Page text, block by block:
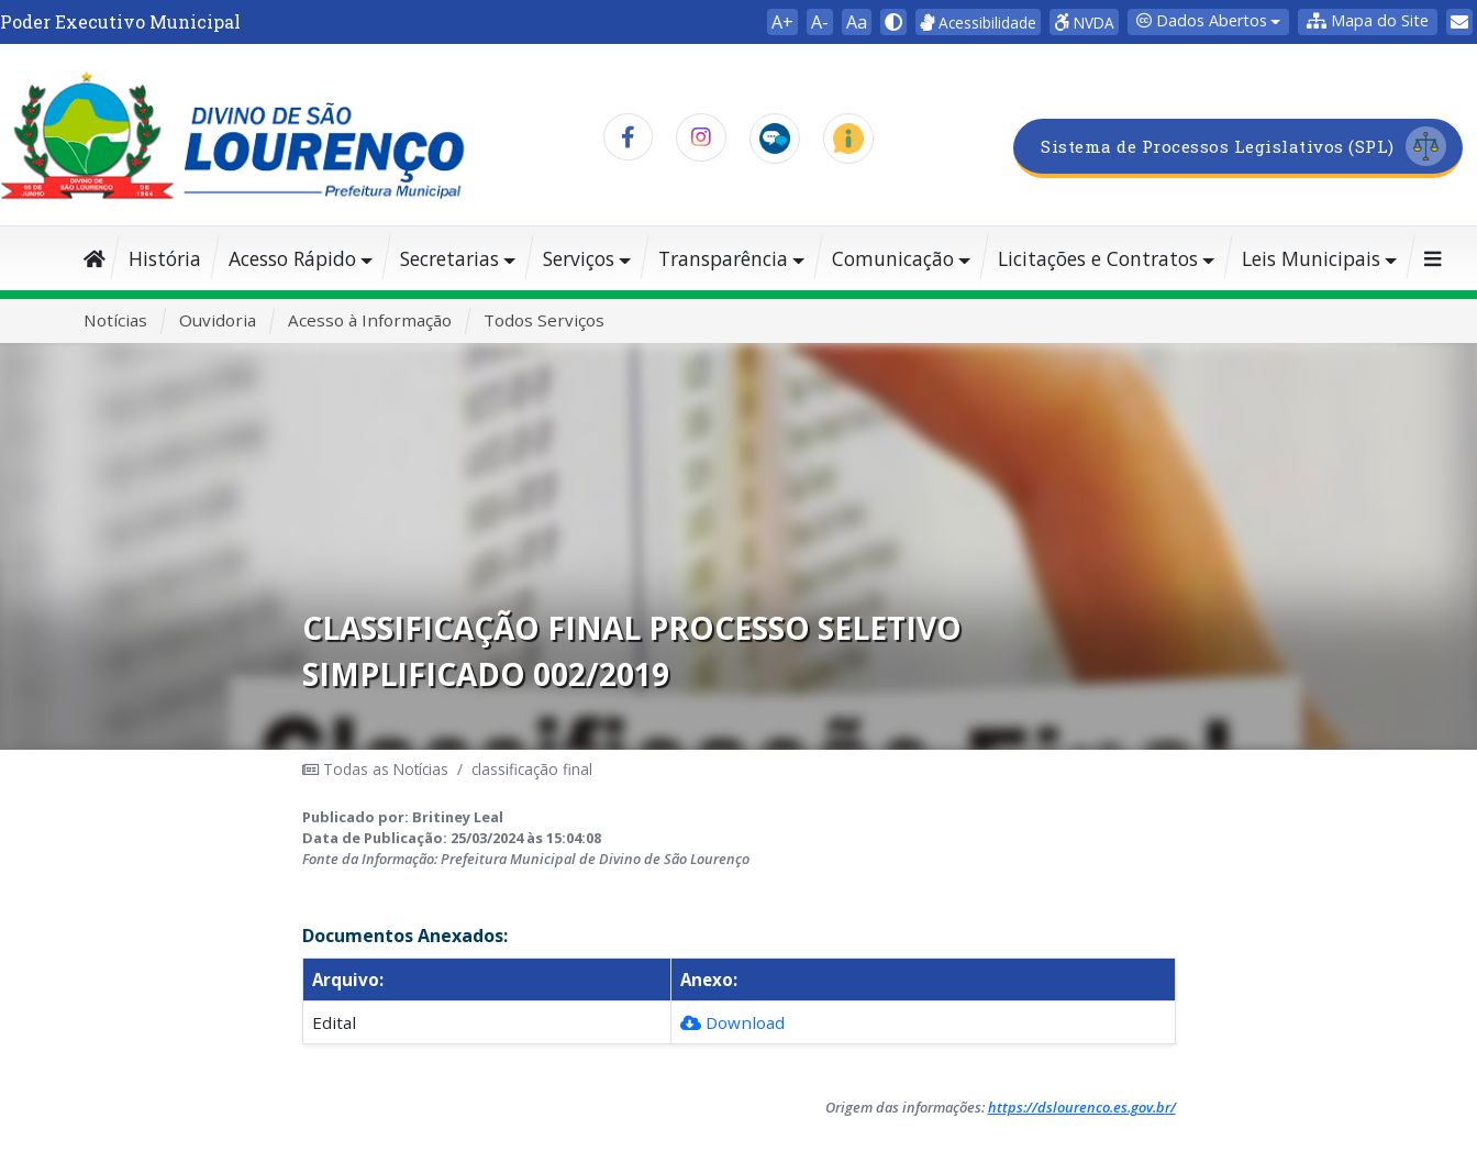
Poder Executivo Municipal A+ A- Aa Acessibilidade NVDA Dados Abertos Mapa do Site
Sistema de Processos Legislativos (SPL)
História Acesso Rápido Secretarias Serviços Transparência Comunicação Licitações e Contratos Leis Municipais
Notícias Ouvidoria Acesso à Informação Todos Serviços
CLASSIFICAÇÃO FINAL PROCESSO SELETIVO
SIMPLIFICADO 002/2019
Todas as Notícias / classificação final
Publicado por: Britiney Leal
Data de Publicação: 25/03/2024 às 15:04:08
Fonte da Informação: Prefeitura Municipal de Divino de São Lourenço
Documentos Anexados:
Arquivo:
Anexo:
Edital
Download
Origem das informações:https://dslourenco.es.gov.br/